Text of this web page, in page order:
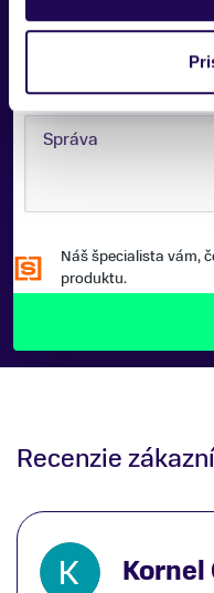
SPRÁVA:
Náš špecialista vám,
produktu.
Recenzie
Kornel